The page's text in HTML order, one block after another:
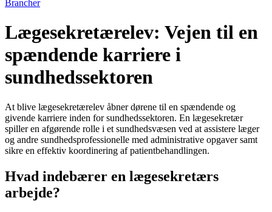
Brancher
Lægesekretærelev: Vejen til en
spændende karriere i
sundhedssektoren
At blive lægesekretærelev åbner dørene til en spændende og
givende karriere inden for sundhedssektoren. En lægesekretær
spiller en afgørende rolle i et sundhedsvæsen ved at assistere læger
og andre sundhedsprofessionelle med administrative opgaver samt
sikre en effektiv koordinering af patientbehandlingen.
Hvad indebærer en lægesekretærs
arbejde?